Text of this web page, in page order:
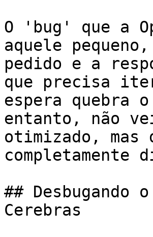
O 'bug' que a
aquele
pedido e a
que precisa
espera quebra
entanto, não
otimizado, mas
completamente
## Desbugando
Cerebras